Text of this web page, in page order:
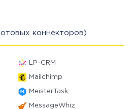
коннекторов)
LP-CRM
Mailchimp
MeisterTask
MessageWhiz